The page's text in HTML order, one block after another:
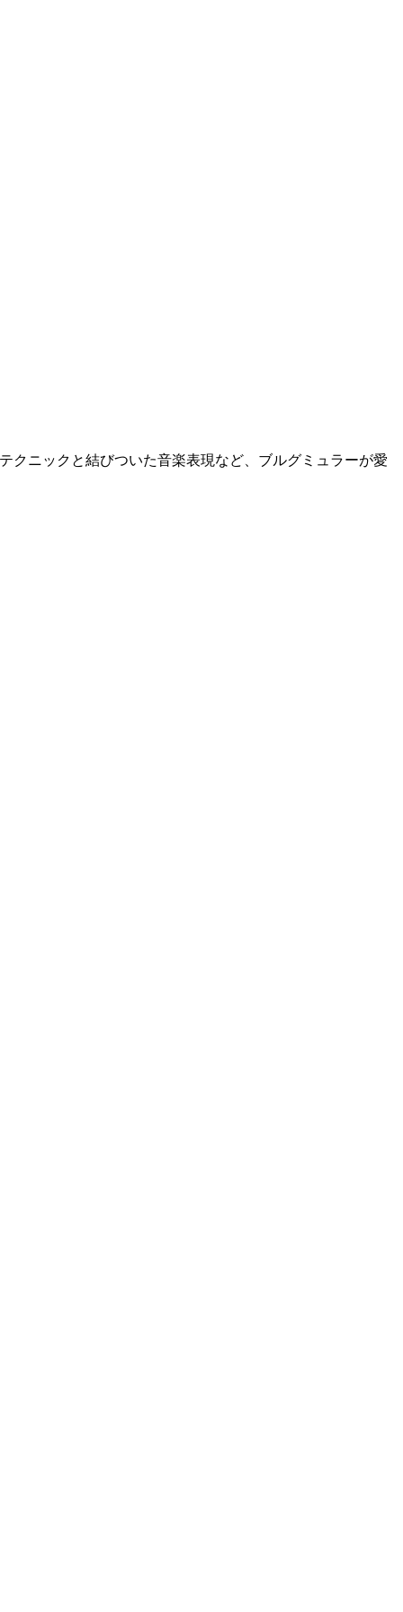
クニックと結びついた音楽表現など、ブルグミュラーが愛